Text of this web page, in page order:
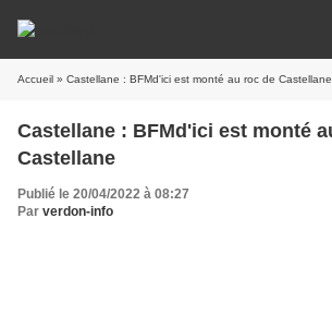
Accueil » Castellane : BFMd'ici est monté au roc de Castellane
Castellane : BFMd'ici est monté au roc de
Castellane
Publié le 20/04/2022 à 08:27
Par verdon-info